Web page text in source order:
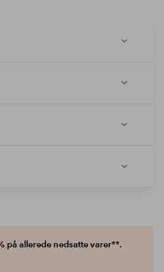
allerede nedsatte varer**.